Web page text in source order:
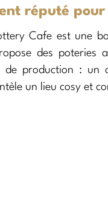
réputé
Cafe est une
des
production : un
un lieu cosy et